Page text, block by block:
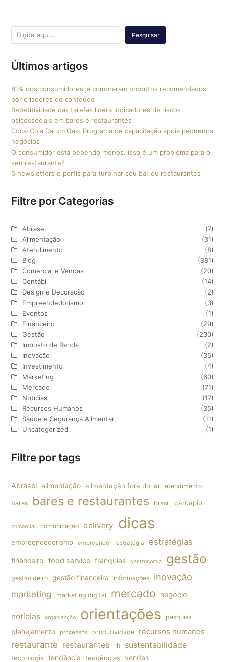
Pesquisar
Últimos artigos
81% dos consumidores já compraram produtos recomendados
por criadores de conteúdo
Repetitividade das tarefas lidera indicadores de riscos
psicossociais em bares e restaurantes
Coca-Cola Dá um Gás: Programa de capacitação apoia pequenos
negócios
O consumidor está bebendo menos. Isso é um problema para o
seu restaurante?
5 newsletters e perfis para turbinar seu bar ou restaurantes
Filtre por Categorias
Abrasel
(7)
Alimentação
(31)
Atendimento
(8)
Blog
(381)
Comercial e Vendas
(20)
Contábil
(14)
Design e Decoração
(2)
Empreendedorismo
(3)
Eventos
(1)
Financeiro
(29)
Gestão
(230)
Imposto de Renda
(2)
Inovação
(35)
Investimento
(4)
Marketing
(60)
Mercado
(71)
Notícias
(17)
Recursos Humanos
(35)
Saúde e Segurança Alimentar
(11)
Uncategorized
(1)
Filtre por tags
Abrasel alimentação alimentação fora do lar atendimento
bares bares e restaurantes Brasil cardápio
comercial comunicação delivery dicas
empreendedorismo empreender estratégia estratégias
financeiro food service franquias gastronomia gestão
gestão de rh gestão financeira informações inovação
marketing marketing digital mercado negócio
notícias organização orientações pesquisa
planejamento processos produtividade recursos humanos
restaurante restaurantes rh sustentabilidade
tecnologia tendência tendências vendas